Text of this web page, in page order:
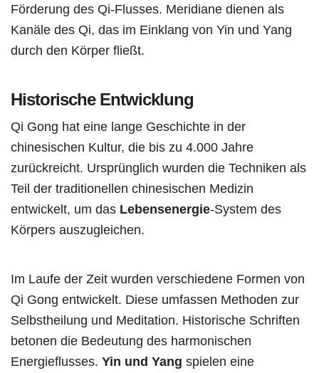
Förderung des Qi-Flusses. Meridiane dienen als
Kanäle des Qi, das im Einklang von Yin und Yang
durch den Körper fließt.
Historische Entwicklung
Qi Gong hat eine lange Geschichte in der
chinesischen Kultur, die bis zu 4.000 Jahre
zurückreicht. Ursprünglich wurden die Techniken als
Teil der traditionellen chinesischen Medizin
entwickelt, um das Lebensenergie-System des
Körpers auszugleichen.
Im Laufe der Zeit wurden verschiedene Formen von
Qi Gong entwickelt. Diese umfassen Methoden zur
Selbstheilung und Meditation. Historische Schriften
betonen die Bedeutung des harmonischen
Energieflusses. Yin und Yang spielen eine